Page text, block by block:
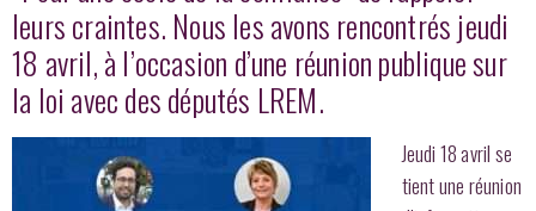
leurs craintes. Nous les avons rencontrés jeudi
18 avril, à l’occasion d’une réunion publique sur
la loi avec des députés LREM.
Jeudi 18 avril se
tient une réunion